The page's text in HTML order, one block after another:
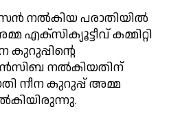
നല്‍കിയ പരാതിയില്‍
എക്സിക്യൂട്ടീവ് കമ്മിറ്റി
കുറുപ്പിന്റെ
നല്‍കിയതിന്
നീന കുറുപ്പ് അമ്മ